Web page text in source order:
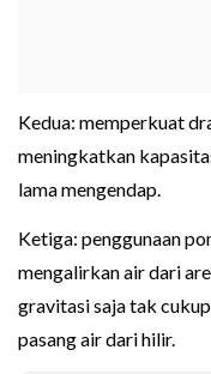
Kedua: memperkuat
meningkatkan
lama mengendap.
Ketiga: penggunaan
mengalirkan air dari
gravitasi saja tak
pasang air dari hilir.